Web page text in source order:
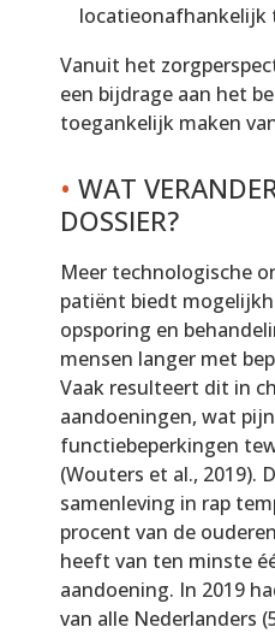
locatieonafhankelijk
Vanuit het
een bijdrage aan het
toegankelijk maken
• WAT
DOSSIER?
Meer technologische
patiënt biedt
opsporing en
mensen langer met
Vaak resulteert dit in
aandoeningen, wat
functiebeperkingen
(Wouters et al., 2019).
samenleving in rap
procent van de
heeft van ten minste
aandoening. In 2019
van alle Nederlanders